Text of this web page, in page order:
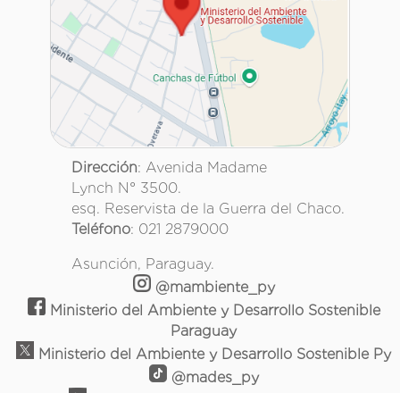
Dirección: Avenida Madame
Lynch N° 3500.
esq. Reservista de la Guerra del Chaco.
Teléfono: 021 2879000
Asunción, Paraguay.
@mambiente_py
Ministerio del Ambiente y Desarrollo Sostenible
Paraguay
Ministerio del Ambiente y Desarrollo Sostenible Py
@mades_py